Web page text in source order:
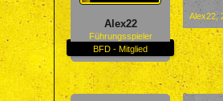
Alex22
Führungsspieler
BFD - Mitglied
Alex22,